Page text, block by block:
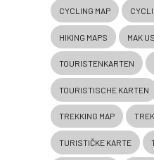
CYCLING MAP
HIKING MAPS MAK
TOURISTENKARTEN
TOURISTISCHE KARTEN
TREKKING MAP
TURISTIČKE KARTE